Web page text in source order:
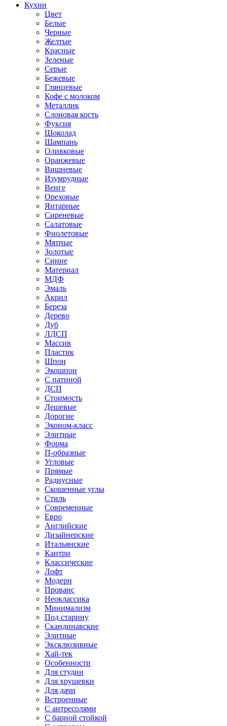
Кухни
Цвет
Белые
Черные
Желтые
Красные
Зеленые
Серые
Бежевые
Глянцевые
Кофе с молоком
Металлик
Слоновая кость
Фуксия
Шоколад
Шампань
Оливковые
Оранжевые
Вишневые
Изумрудные
Венге
Ореховые
Янтарные
Сиреневые
Салатовые
Фиолетовые
Мятные
Золотые
Синие
Материал
МДФ
Эмаль
Акрил
Береза
Дерево
Дуб
ЛДСП
Массив
Пластик
Шпон
Экошпон
С патиной
ДСП
Стоимость
Дешевые
Дорогие
Эконом-класс
Элитные
Форма
П-образные
Угловые
Прямые
Радиусные
Скошенные углы
Стиль
Современные
Евро
Английские
Дизайнерские
Итальянские
Кантри
Классические
Лофт
Модерн
Прованс
Неоклассика
Минимализм
Под старину
Скандинавские
Элитные
Эксклюзивные
Хай-тек
Особенности
Для студии
Для хрущевки
Для дачи
Встроенные
С антресолями
С барной стойкой